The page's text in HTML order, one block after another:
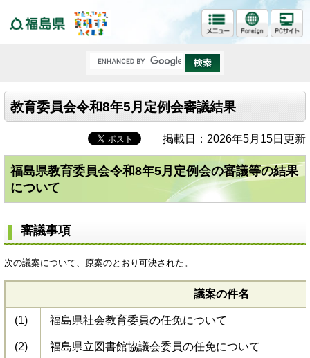
教育委員会令和8年5月定例会審議結果
掲載日：2026年5月15日更新
福島県教育委員会令和8年5月定例会の審議等の結果
について
審議事項
次の議案について、原案のとおり可決された。
議案の件名
(1) 福島県社会教育委員の任免について
(2) 福島県立図書館協議会委員の任免について